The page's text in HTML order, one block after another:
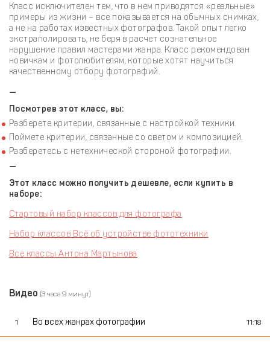
Класс исключителен тем, что в нем приводятся «реальные»
примеры из жизни – все показывается на обычных снимках,
а не на работах известных фотографов. Такой опыт легко
экстраполировать, не беря в расчет сознательное
нарушение правил мастерами жанра. Класс рекомендован
новичкам и фотолюбителям, которые хотят научиться
качественному отбору фотографий.
—
Посмотрев этот класс, вы:
Разберете критерии, связанные с настройкой техники.
Поймете критерии, связанные со светом и композицией.
Разберетесь с нетехнической стороной фотографии.
—
Этот класс можно получить дешевле, если купить в
наборе:
Стартовый набор классов для фотографа
Набор классов Всё об устройстве фототехники
Все классы Антона Мартынова
Видео (3 часа 9 минут)
1 Во всех жанрах фотографии 11:18